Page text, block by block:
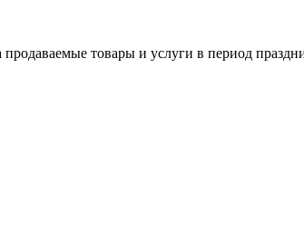
товары и услуги в период